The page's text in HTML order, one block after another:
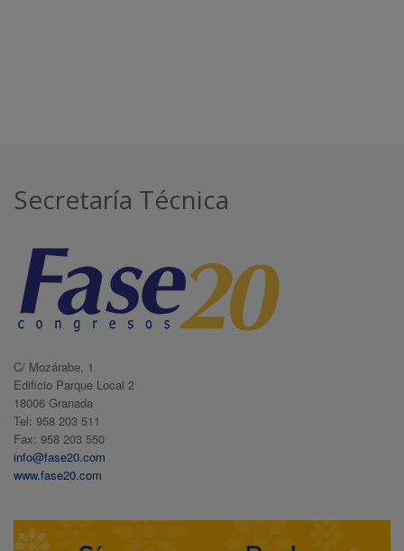
Secretaría Técnica
C/ Mozárabe, 1
Edificio Parque Local 2
18006 Granada
Tel: 958 203 511
Fax: 958 203 550
info@fase20.com
www.fase20.com